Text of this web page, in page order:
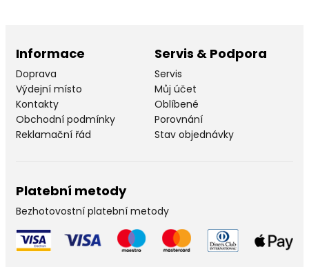
Informace
Doprava
Výdejní místo
Kontakty
Obchodní podmínky
Reklamační řád
Servis & Podpora
Servis
Můj účet
Oblíbené
Porovnání
Stav objednávky
Platební metody
Bezhotovostní platební metody